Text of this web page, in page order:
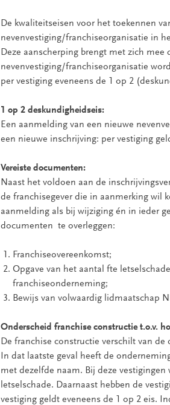
De kwaliteitseisen voor het toekennen
nevenvestiging/franchiseorganisatie in
Deze aanscherping brengt met zich
nevenvestiging/franchiseorganisatie
per vestiging eveneens de 1 op 2
1 op 2 deskundigheidseis:
Een aanmelding van een nieuwe
een nieuwe inschrijving: per vestiging
Vereiste documenten:
Naast het voldoen aan de
de franchisegever die in aanmerking wil
aanmelding als bij wijziging én in ieder
documenten te overleggen:
Franchiseovereenkomst;
Opgave van het aantal fte
franchiseonderneming;
Bewijs van volwaardig lidmaatschap
Onderscheid franchise constructie t.o.v.
De franchise constructie verschilt van
In dat laatste geval heeft de
met dezelfde naam. Bij deze
letselschade. Daarnaast hebben de
vestiging geldt eveneens de 1 op 2 eis.